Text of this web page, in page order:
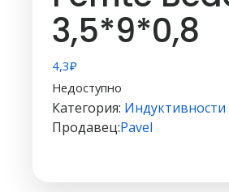
3,5*9*0,8
4,3₽
Недоступно
Категория: Индуктивности
Продавец:Pavel